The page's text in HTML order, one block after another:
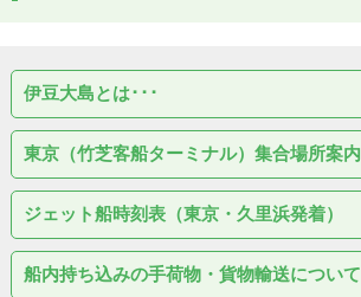
伊豆大島とは･･･
東京（竹芝客船ターミナル）集合場所案内
ジェット船時刻表（東京・久里浜発着）
船内持ち込みの手荷物・貨物輸送について